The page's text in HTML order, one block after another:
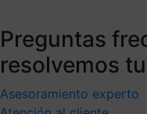
Preguntas
resolvemos
Asesoramiento experto